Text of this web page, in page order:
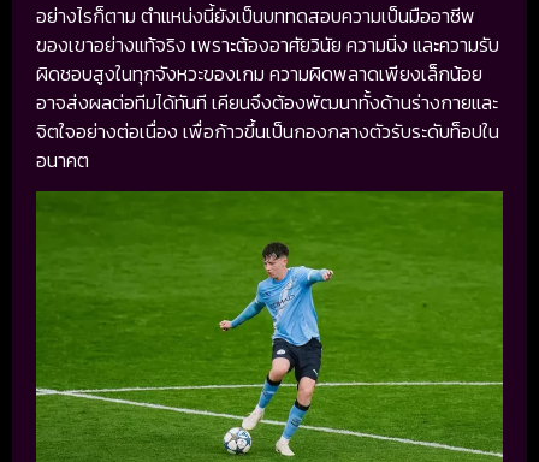
อย่างไรก็ตาม ตำแหน่งนี้ยังเป็นบททดสอบความเป็นมืออาชีพ
ของเขาอย่างแท้จริง เพราะต้องอาศัยวินัย ความนิ่ง และความรับ
ผิดชอบสูงในทุกจังหวะของเกม ความผิดพลาดเพียงเล็กน้อย
อาจส่งผลต่อทีมได้ทันที เคียนจึงต้องพัฒนาทั้งด้านร่างกายและ
จิตใจอย่างต่อเนื่อง เพื่อก้าวขึ้นเป็นกองกลางตัวรับระดับท็อปใน
อนาคต